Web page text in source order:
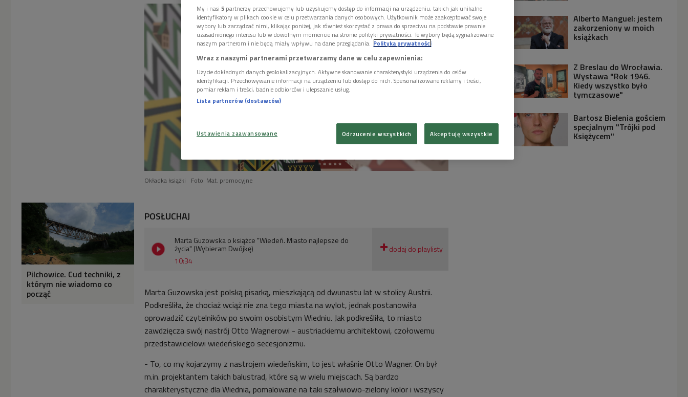
Okładka książki Foto: Mat. promocyjne
Pilchowice. Cud techniki, z
którym nie wiadomo co
począć
POSŁUCHAJ
10:34
Marta Guzowska o książce "Wiedeń. Miasto najlepsze do
życia" (Wybieram Dwójkę)
Marta Guzowska jest polską pisarką, mieszkającą od dwunastu lat w stolicy Austrii.
Podkreśliła, że chociaż wciąż nie zna tego miasta na wylot, jednak postanowiła
oprowadzić czytelników po swoim osobistym Wiedniu. Jak podkreśliła, to miasto
zawdzięcza swój nastrój Otto Wagnerowi - austriackiemu architektowi, czołowemu
przedstawicielowi wiedeńskiego secesjonizmu.
- To, co my kojarzymy z nastrojem wiedeńskim, to jest właśnie Otto Wagner. On był
m.in. projektantem takich balustrad, które są w wielu miejscach. Są bardzo
charakterystyczne dla Wiednia, pomalowane na taki szałwiowo-zielony kolor i wszyscy
Alberto Manguel: jestem
zakorzeniony w moich
książkach
Z Breslau do Wrocławia.
Wystawa "Rok 1946.
Kiedy wszystko było
tymczasowe"
Bartosz Bielenia gościem
specjalnym "Trójki pod
Księżycem"
My i nasi 5 partnerzy przechowujemy lub uzyskujemy dostęp do informacji na urządzeniu, takich jak unikalne
identyfikatory w plikach cookie w celu przetwarzania danych osobowych. Użytkownik może zaakceptować swoje
wybory lub zarządzać nimi, klikając poniżej, jak również skorzystać z prawa do sprzeciwu na podstawie prawnie
uzasadnionego interesu lub w dowolnym momencie na stronie polityki prywatności. Te wybory będą sygnalizowane
naszym partnerom i nie będą miały wpływu na dane przeglądania. Polityka prywatności
Wraz z naszymi partnerami przetwarzamy dane w celu zapewnienia:
Użycie dokładnych danych geolokalizacyjnych. Aktywne skanowanie charakterystyki urządzenia do celów
identyfikacji. Przechowywanie informacji na urządzeniu lub dostęp do nich. Spersonalizowane reklamy i treści,
pomiar reklam i treści, badnie odbiorców i ulepszanie usług.
Lista partnerów (dostawców)
Ustawienia zaawansowane Odrzucenie wszystkich Akceptuję wszystkie